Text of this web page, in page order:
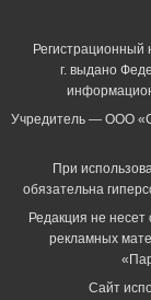
г. выдано
Учредитель — ООО
При
обязательна
Редакция не несет
рекламных
Сайт